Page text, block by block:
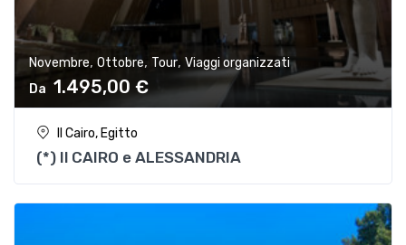
Novembre, Ottobre, Tour, Viaggi organizzati
1.495,00 €
Il Cairo, Egitto
(*) Il CAIRO e ALESSANDRIA